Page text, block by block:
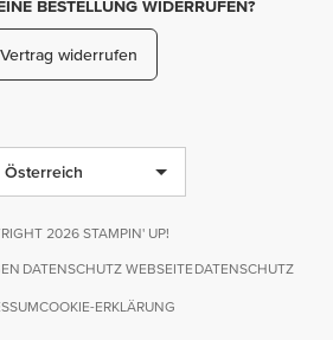
BESTELLUNG WIDERRUFEN?
Vertrag widerrufen
Österreich
2026 STAMPIN' UP!
DATENSCHUTZ WEBSEITE DATENSCHUTZ
COOKIE-ERKLÄRUNG